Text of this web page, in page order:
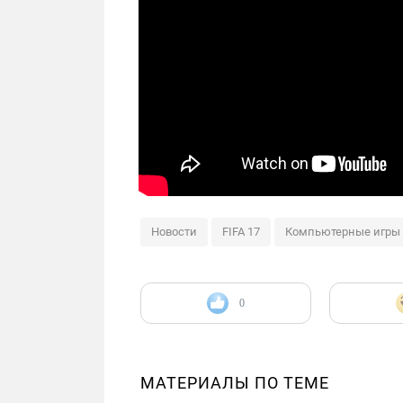
Новости FIFA 17 Компьютерные игры
0
МАТЕРИАЛЫ ПО ТЕМЕ